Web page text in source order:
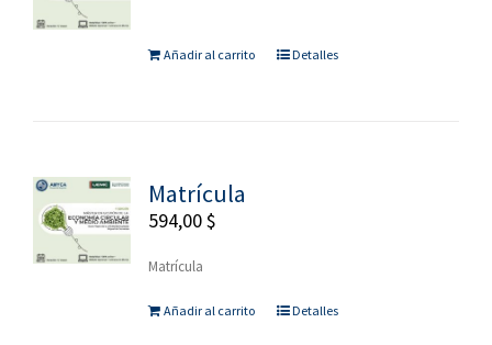
Añadir al carrito Detalles
Matrícula
594,00$
Matrícula
Añadir al carrito Detalles